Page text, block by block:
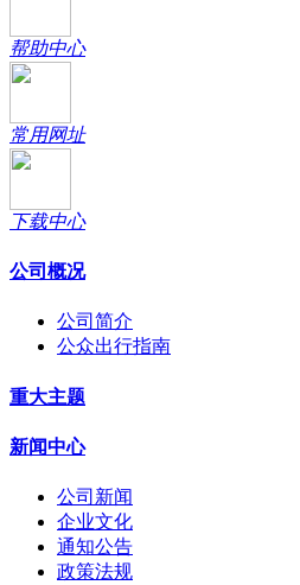
帮助中心
常用网址
下载中心
公司概况
公司简介
公众出行指南
重大主题
新闻中心
公司新闻
企业文化
通知公告
政策法规